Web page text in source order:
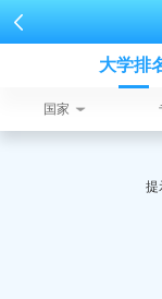
大学排
国家
提